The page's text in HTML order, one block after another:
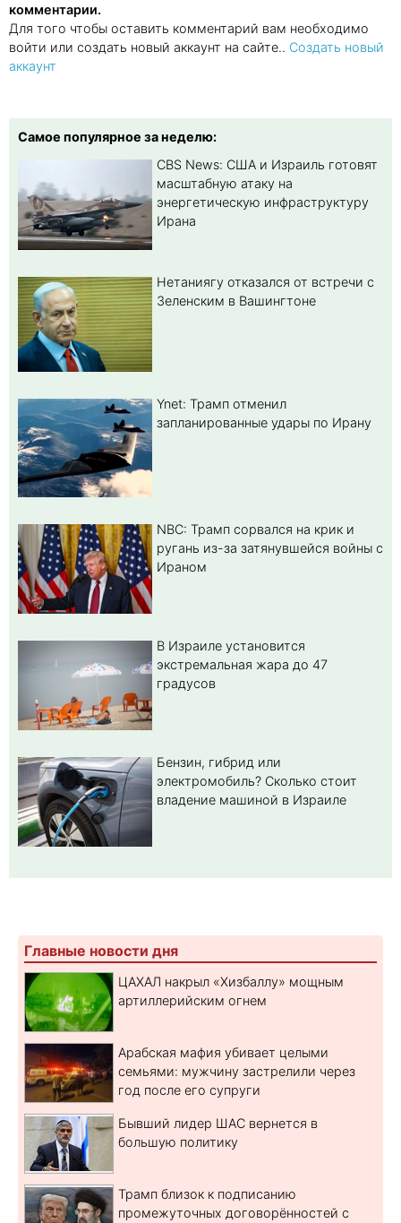
комментарии.
Для того чтобы оставить комментарий вам необходимо
войти или создать новый аккаунт на сайте.. Создать новый
аккаунт
Самое популярное за неделю:
CBS News: США и Израиль готовят
масштабную атаку на
энергетическую инфраструктуру
Ирана
Нетаниягу отказался от встречи с
Зеленским в Вашингтоне
Ynet: Трамп отменил
запланированные удары по Ирану
NBC: Трамп сорвался на крик и
ругань из-за затянувшейся войны с
Ираном
В Израиле установится
экстремальная жара до 47
градусов
Бензин, гибрид или
электромобиль? Cколько стоит
владение машиной в Израиле
Главные новости дня
ЦАХАЛ накрыл «Хизбаллу» мощным
артиллерийским огнем
Арабская мафия убивает целыми
семьями: мужчину застрелили через
год после его супруги
Бывший лидер ШАС вернется в
большую политику
Трамп близок к подписанию
промежуточных договорённостей с